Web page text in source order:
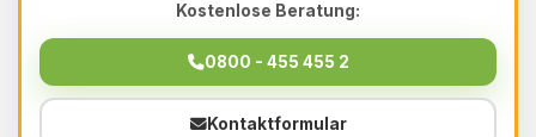
Kostenlose Beratung:
0800 - 455 455 2
Kontaktformular